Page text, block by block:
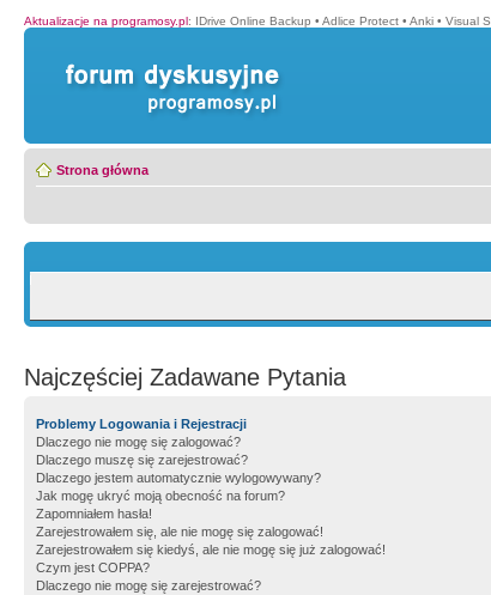
Aktualizacje na programosy.pl: IDrive Online Backup • Adlice Protect • Anki • Visual
Strona główna
Najczęściej Zadawane Pytania
Problemy Logowania i Rejestracji
Dlaczego nie mogę się zalogować?
Dlaczego muszę się zarejestrować?
Dlaczego jestem automatycznie wylogowywany?
Jak mogę ukryć moją obecność na forum?
Zapomniałem hasła!
Zarejestrowałem się, ale nie mogę się zalogować!
Zarejestrowałem się kiedyś, ale nie mogę się już zalogować!
Czym jest COPPA?
Dlaczego nie mogę się zarejestrować?